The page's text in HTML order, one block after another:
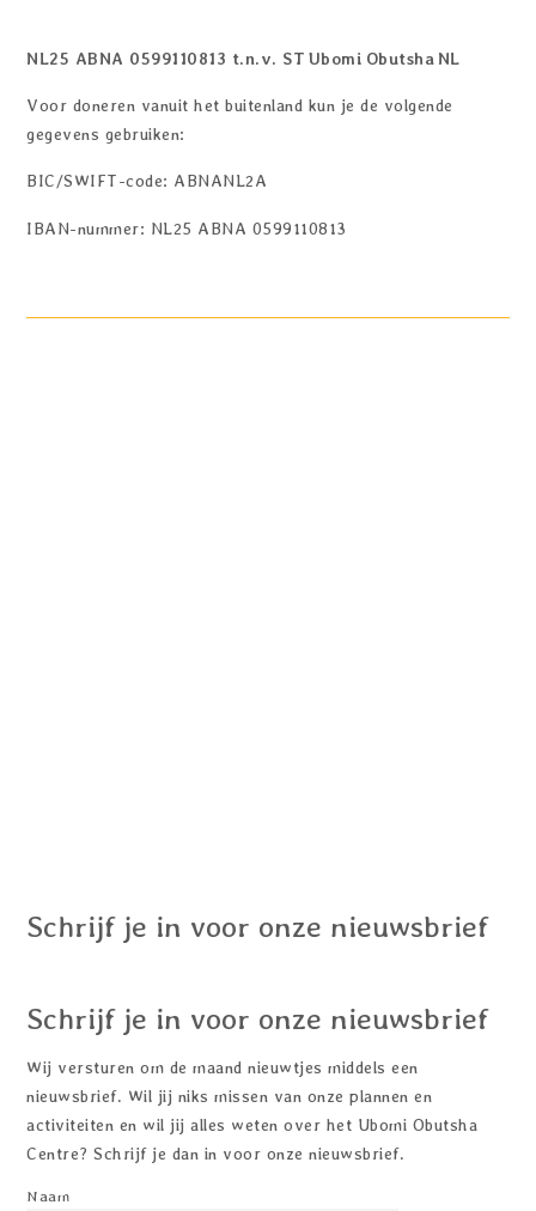
NL25 ABNA 0599110813 t.n.v. ST Ubomi Obutsha NL
Voor doneren vanuit het buitenland kun je de volgende
gegevens gebruiken:
BIC/SWIFT-code: ABNANL2A
IBAN-nummer: NL25 ABNA 0599110813
Schrijf je in voor onze nieuwsbrief
Schrijf je in voor onze nieuwsbrief
Wij versturen om de maand nieuwtjes middels een
nieuwsbrief. Wil jij niks missen van onze plannen en
activiteiten en wil jij alles weten over het Ubomi Obutsha
Centre? Schrijf je dan in voor onze nieuwsbrief.
Naam